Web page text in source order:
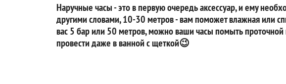
Наручные часы - это в первую очередь аксессуар, и ему
другими словами, 10-30 метров - вам поможет влажная или
вас 5 бар или 50 метров, можно ваши часы помыть
провести даже в ванной с щеткой😉